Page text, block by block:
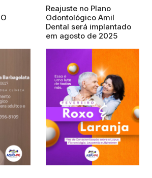
Reajuste no Plano
Odontológico Amil
Dental será implantado
em agosto de 2025